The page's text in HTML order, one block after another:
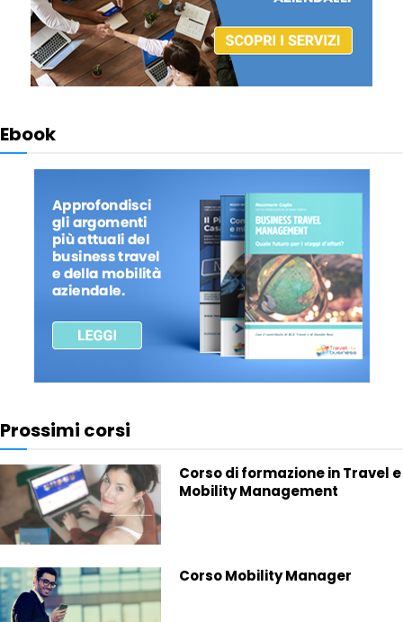
Ebook
Prossimi corsi
Corso di formazione in Travel e
Mobility Management
Corso Mobility Manager